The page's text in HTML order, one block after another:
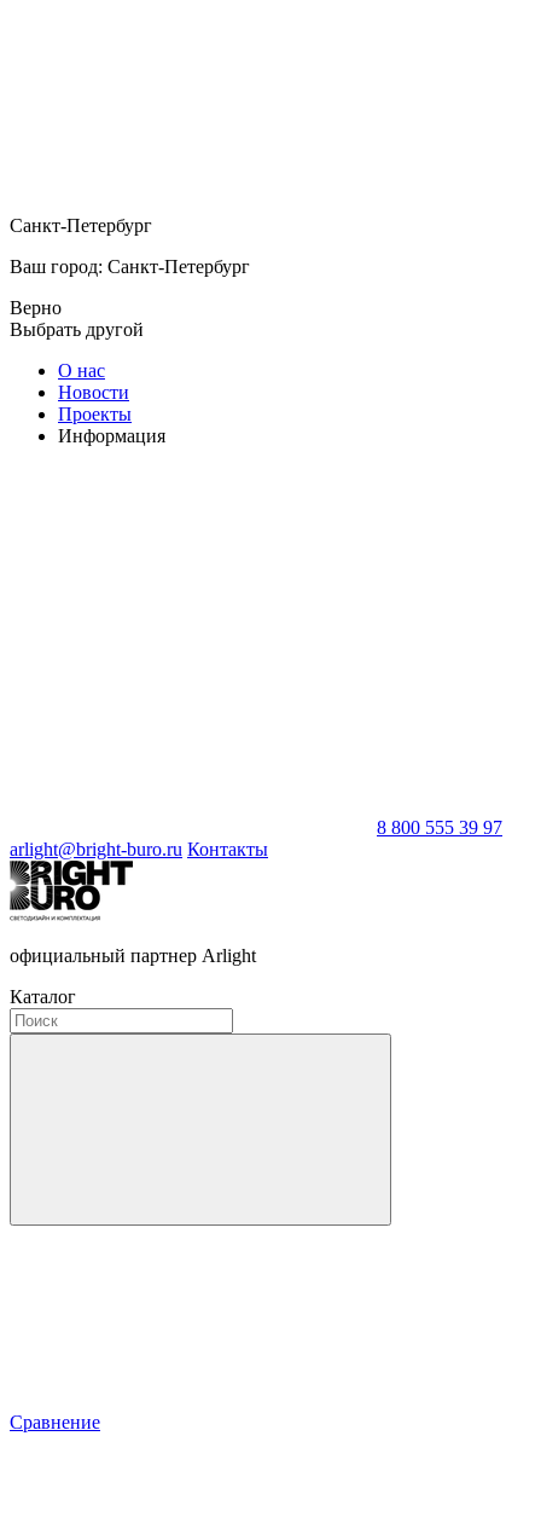
Санкт-Петербург
Ваш город: Санкт-Петербург
Верно
Выбрать другой
О нас
Новости
Проекты
Информация
8 800 555 39 97
arlight@bright-buro.ru Контакты
официальный партнер Arlight
Каталог
Сравнение